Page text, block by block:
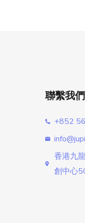
聯繫我們
+852
香港九
創中心